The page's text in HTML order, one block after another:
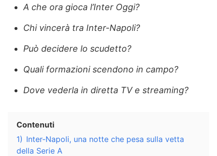
A che ora gioca l’Inter Oggi?
Chi vincerà tra Inter-Napoli?
Può decidere lo scudetto?
Quali formazioni scendono in campo?
Dove vederla in diretta TV e streaming?
Contenuti
1) Inter-Napoli, una notte che pesa sulla vetta
della Serie A